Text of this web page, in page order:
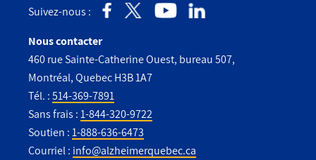
Suivez-nous :
Nous contacter
460 rue Sainte-Catherine Ouest, bureau 507,
Montréal, Quebec H3B 1A7
Tél. :514-369-7891
Sans frais :1-844-320-9722
Soutien :1-888-636-6473
Courriel : info@alzheimerquebec.ca